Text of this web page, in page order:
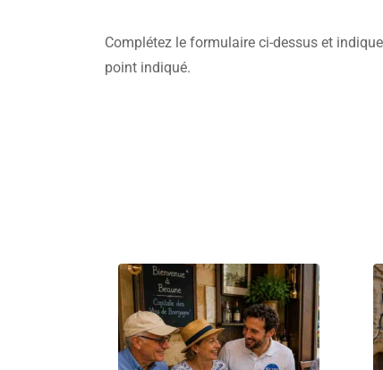
Complétez le formulaire ci-dessus et
point indiqué.